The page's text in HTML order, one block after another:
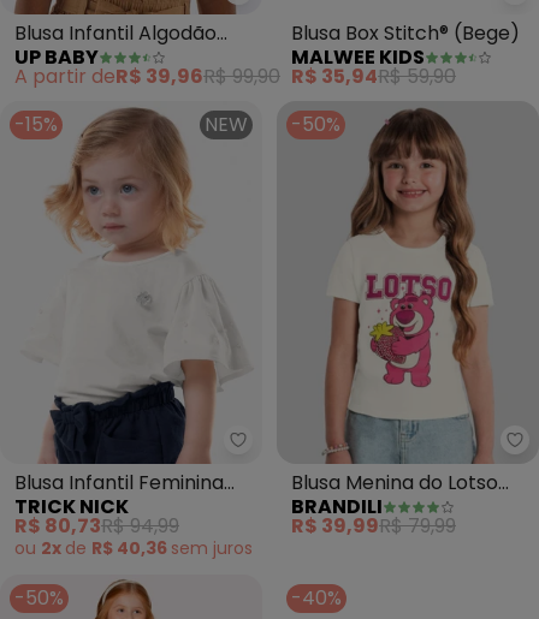
Blusa Infantil Algodão
com Bordado (Bege)
UP BABY
A partir deR$ 39,96R$ 99,90
Blusa Box Stitch® (Bege)
MALWEE KIDS
R$ 35,94R$ 59,90
-15%
NEW
Trick Nick - Blusa Infantil
Blusa Infantil Feminina
Cotton Leve (Bege)
TRICK NICK
R$ 80,73R$ 94,99
ou 2x de R$ 40,36 sem juros
-50%
Blusa Menina do Lotso
com Brilho (Natural)
BRANDILI
R$ 39,99R$ 79,99
-50% -40%